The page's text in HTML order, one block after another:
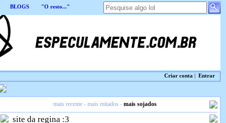
BLOGS "O resto..."
Criar conta | Entrar
mais recente- mais mitados - mais sojados
site da regina :3